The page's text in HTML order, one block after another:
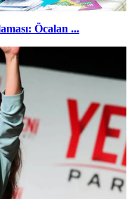
Öcalan ...